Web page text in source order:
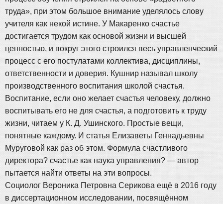
труда», при этом большое внимание уделялось слову
учителя как некой истине. У Макаренко счастье
достигается трудом как основой жизни и высшей
ценностью, и вокруг этого строился весь управленческий
процесс с его постулатами коллектива, дисциплины,
ответственности и доверия. Кушнир называл школу
производственного воспитания школой счастья.
Воспитание, если оно желает счастья человеку, должно
воспитывать его не для счастья, а подготовить к труду
жизни, читаем у К. Д. Ушинского. Простые вещи,
понятные каждому. И статья Елизаветы Геннадьевны
Муруговой как раз об этом. Формула счастливого
директора? счастье как наука управления? — автор
пытается найти ответы на эти вопросы.
Социолог Вероника Петровна Серикова ещё в 2016 году
в диссертационном исследовании, посвящённом